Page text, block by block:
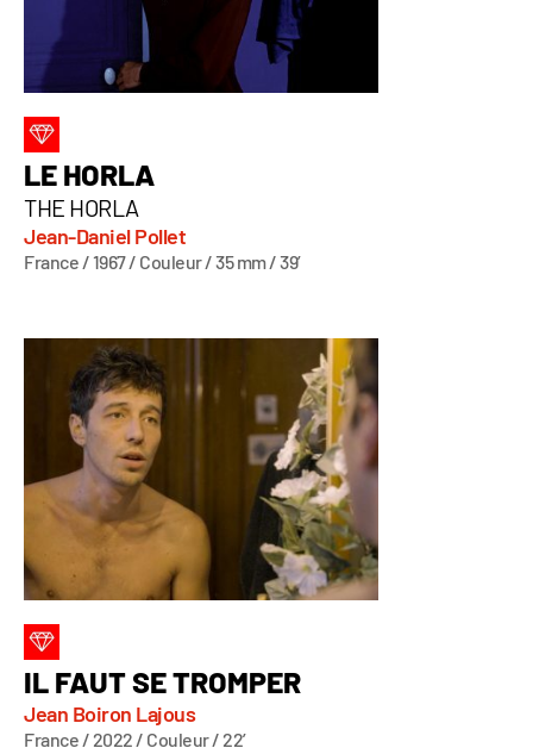
LE HORLA
THE HORLA
Jean-Daniel Pollet
France / 1967 / Couleur / 35 mm / 39’
IL FAUT SE TROMPER
Jean Boiron Lajous
France / 2022 / Couleur / 22’